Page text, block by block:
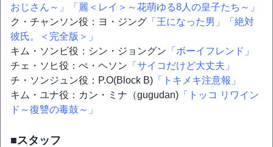
おじさん～」
「麗＜レイ＞～花萌ゆる8人の皇子たち～」
ク・チャンソン役：ヨ・ジング 「王になった男」
「絶対
彼氏。＜完全版＞」
キム・ソンビ役：シン・ジョングン 「ボーイフレンド」
チェ・ソヒ役：ぺ・ヘソン 「サイコだけど大丈夫」
チ・ソンジュン役：P.O(Block B) 「トキメキ注意報」
キム・ユナ役：カン・ミナ（gugudan) 「トッコ リワイン
ド～復讐の毒鼓～」
■スタッフ